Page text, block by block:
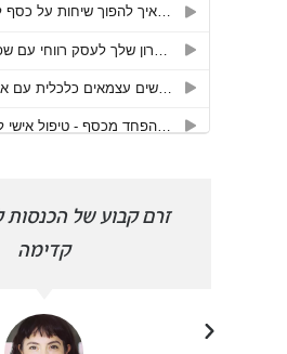
זרם קבוע של
קדימה